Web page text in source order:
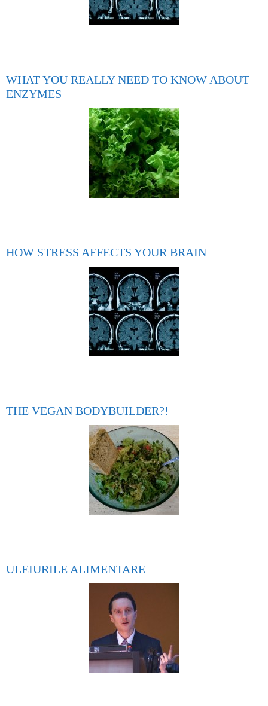
WHAT YOU REALLY NEED TO KNOW ABOUT
ENZYMES
HOW STRESS AFFECTS YOUR BRAIN
THE VEGAN BODYBUILDER?!
ULEIURILE ALIMENTARE